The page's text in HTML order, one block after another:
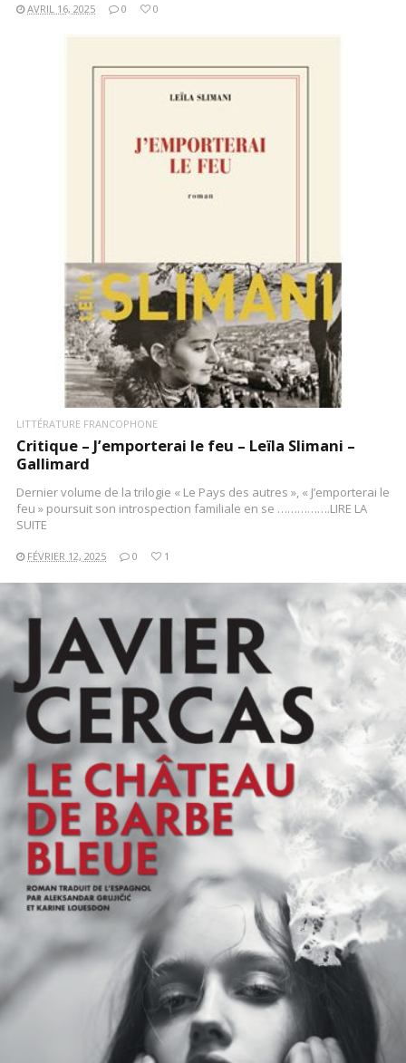
AVRIL 16, 2025 0 0
LITTÉRATURE FRANCOPHONE
Critique – J’emporterai le feu – Leïla Slimani –
Gallimard
Dernier volume de la trilogie « Le Pays des autres », « J’emporterai le
feu » poursuit son introspection familiale en se …………….LIRE LA
SUITE
FÉVRIER 12, 2025 0 1
LIRE LA SUITE